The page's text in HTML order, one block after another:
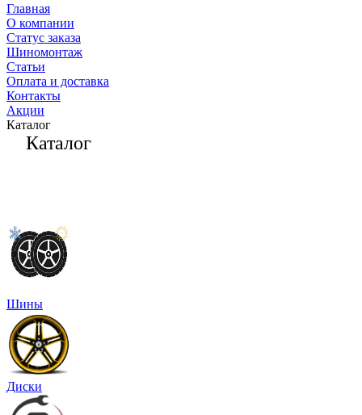
Главная
О компании
Статус заказа
Шиномонтаж
Статьи
Оплата и доставка
Контакты
Акции
Каталог
Каталог
Шины
Диски